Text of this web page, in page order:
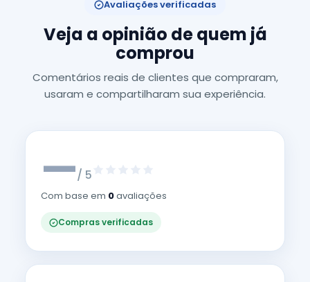
Avaliações verificadas
Veja a opinião de quem já
comprou
Comentários reais de clientes que compraram,
usaram e compartilharam sua experiência.
—/ 5
Com base em 0avaliações
Compras verificadas